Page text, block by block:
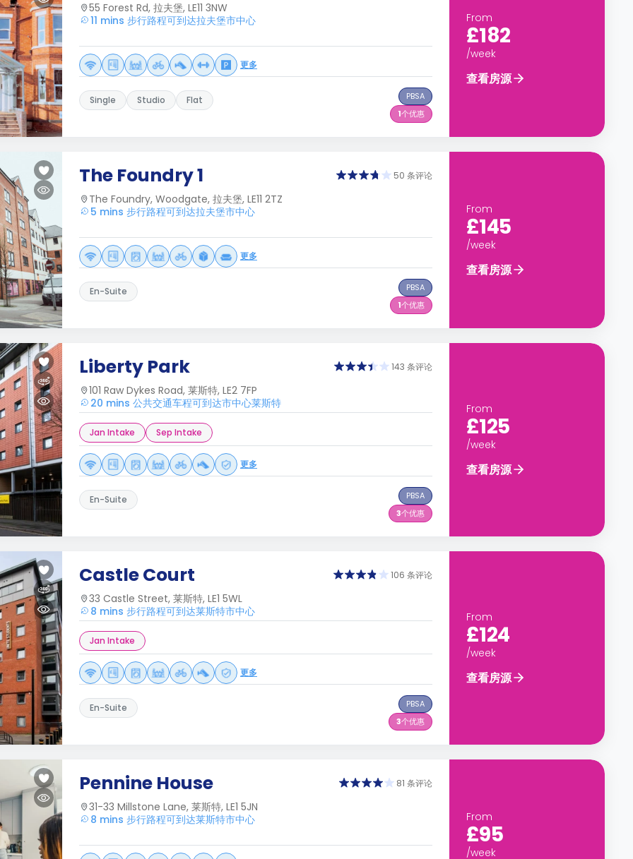
55 Forest Rd, 拉夫堡, LE11 3NW
11 mins 步行路程可到达拉夫堡市中心
更多
Single Studio Flat
PBSA
1个优惠
From
£182
/week
查看房源
The Foundry 1 50 条评论
The Foundry, Woodgate, 拉夫堡, LE11 2TZ
5 mins 步行路程可到达拉夫堡市中心
更多
En-Suite
PBSA
1个优惠
From
£145
/week
查看房源
Liberty Park 143 条评论
101 Raw Dykes Road, 莱斯特, LE2 7FP
20 mins 公共交通车程可到达市中心莱斯特
Jan Intake Sep Intake
更多
En-Suite
PBSA
3个优惠
From
£125
/week
查看房源
Castle Court 106 条评论
33 Castle Street, 莱斯特, LE1 5WL
8 mins 步行路程可到达莱斯特市中心
Jan Intake
更多
En-Suite
PBSA
3个优惠
From
£124
/week
查看房源
Pennine House 81 条评论
31-33 Millstone Lane, 莱斯特, LE1 5JN
8 mins 步行路程可到达莱斯特市中心
From
£95
/week